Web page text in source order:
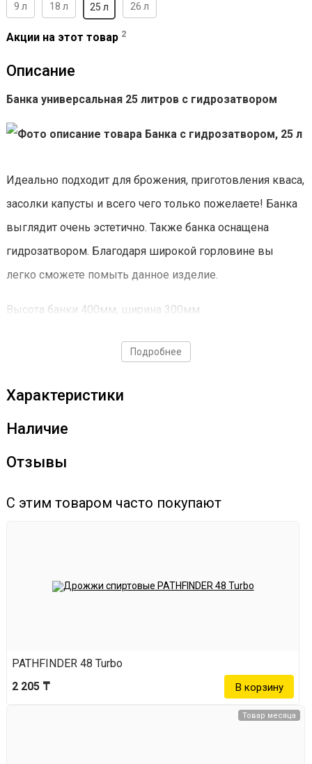
9 л 18 л 25 л 26 л
Акции на этот товар 2
Описание
Банка универсальная 25 литров с гидрозатвором
Идеально подходит для брожения, приготовления кваса,
засолки капусты и всего чего только пожелаете! Банка
выглядит очень эстетично. Также банка оснащена
гидрозатвором. Благодаря широкой горловине вы
легко сможете помыть данное изделие.
Высота банки 400мм, ширина 300мм.
Подробнее
Характеристики
Наличие
Отзывы
С этим товаром часто покупают
PATHFINDER 48 Turbo
2 205 ₸
Товар месяца